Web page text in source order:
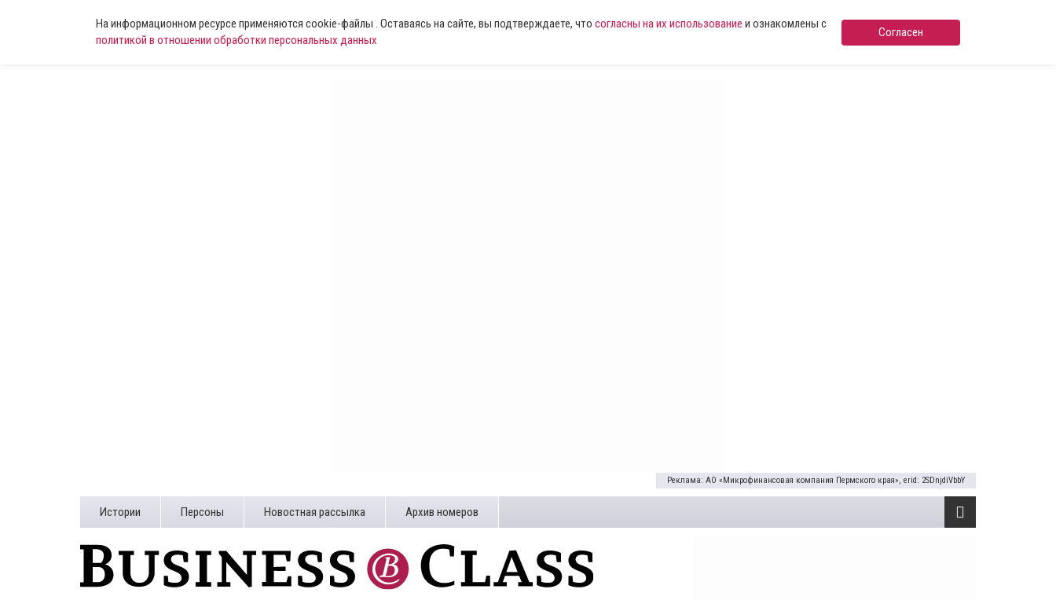
На информационном ресурсе применяются cookie-файлы . Оставаясь на сайте, вы подтверждаете, что согласны на их использование и ознакомлены с
политикой в отношении обработки персональных данных
Согласен
Реклама: АО «Микрофинансовая компания Пермского края», erid: 2SDnjdiVbbY
Истории Персоны Новостная рассылка Архив номеров